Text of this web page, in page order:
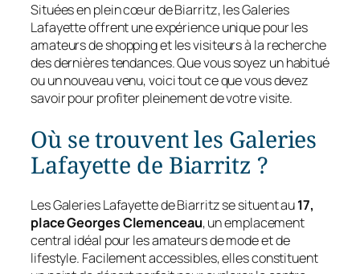
Situées en plein cœur de Biarritz, les Galeries
Lafayette offrent une expérience unique pour les
amateurs de shopping et les visiteurs à la recherche
des dernières tendances. Que vous soyez un habitué
ou un nouveau venu, voici tout ce que vous devez
savoir pour profiter pleinement de votre visite.
Où se trouvent les Galeries
Lafayette de Biarritz ?
Les Galeries Lafayette de Biarritz se situent au17,
place Georges Clemenceau, un emplacement
central idéal pour les amateurs de mode et de
lifestyle. Facilement accessibles, elles constituent